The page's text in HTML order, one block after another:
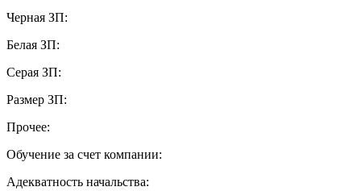
Черная ЗП:
Белая ЗП:
Серая ЗП:
Размер ЗП:
Прочее:
Обучение за счет компании:
Адекватность начальства: